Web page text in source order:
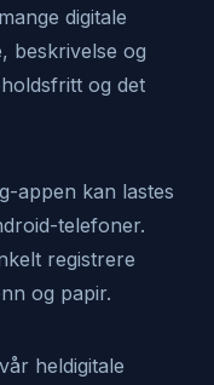
digitale
beskrivelse og
og det
appen kan lastes
telefoner.
registrere
og papir.
heldigitale